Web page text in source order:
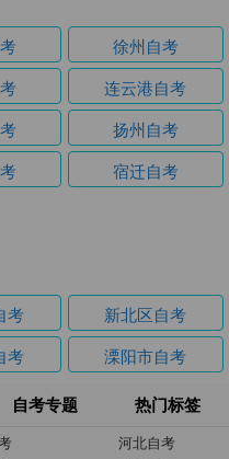
徐州自考
连云港自考
扬州自考
宿迁自考
考
新北区自考
考 溧阳市自考
自考专题 热门标签
河北自考